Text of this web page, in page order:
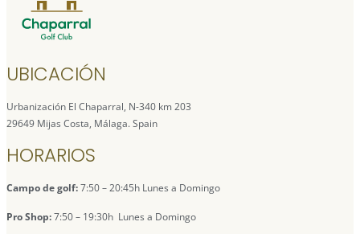
UBICACIÓN
Urbanización El Chaparral, N-340 km 203
29649 Mijas Costa, Málaga. Spain
HORARIOS
Campo de golf:7:50 – 20:45h Lunes a Domingo
Pro Shop:7:50 – 19:30h Lunes a Domingo